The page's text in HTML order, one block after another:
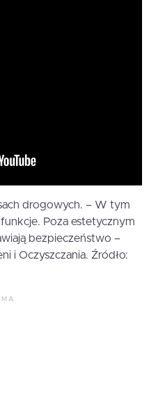
drogowych. – W tym
Poza estetycznym
bezpieczeństwo –
i Oczyszczania. Źródło: